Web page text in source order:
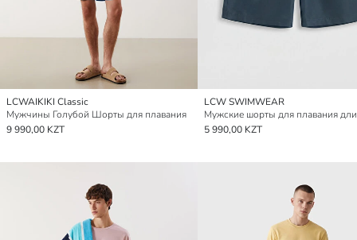
LCWAIKIKI Classic
Мужчины Голубой Шорты для плавания
9 990,00 KZT
LCW SWIMWEAR
5 990,00 KZT